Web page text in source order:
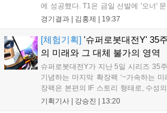
에 성공했다. T1은 금일 선발에 '오너'
'페인터' 김은후를 투입했지만, 결국 1:2
을 빼냈다....
경기결과 | 김홍제 | 19:37
[체험기획] '슈퍼로봇대전Y' 35
의 미래와 그 대체 불가의 영역
슈퍼로봇대전Y가 지난 5일 시리즈 35
기념하는 마지막 확장팩 ‘~가속하는
장팩은 본편의 IF 스토리 형태로, 수성
규 참전작과 크로스오버 합체기를 선보
기획기사 | 강승진 | 13:20